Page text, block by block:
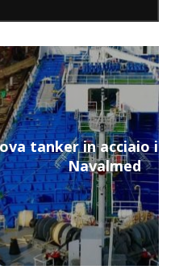
inox per la